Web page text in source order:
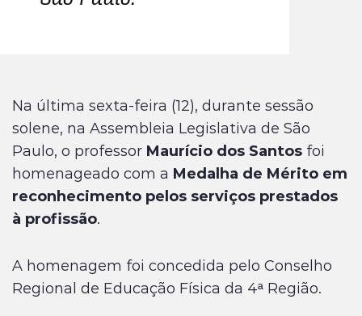
Na última sexta-feira (12), durante sessão
solene, na Assembleia Legislativa de São
Paulo, o professor Maurício dos Santos foi
homenageado com a Medalha de Mérito em
reconhecimento pelos serviços prestados
à profissão.
A homenagem foi concedida pelo Conselho
Regional de Educação Física da 4ª Região.